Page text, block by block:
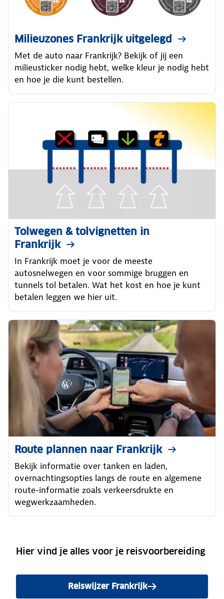
Milieuzones Frankrijk uitgelegd
Met de auto naar Frankrijk? Bekijk of jij een
milieusticker nodig hebt, welke kleur je nodig hebt
en hoe je die kunt bestellen.
Tolwegen & tolvignetten in
Frankrijk
In Frankrijk moet je voor de meeste
autosnelwegen en voor sommige bruggen en
tunnels tol betalen. Wat het kost en hoe je kunt
betalen leggen we hier uit.
Route plannen naar Frankrijk
Bekijk informatie over tanken en laden,
overnachtingsopties langs de route en algemene
route-informatie zoals verkeersdrukte en
wegwerkzaamheden.
Hier vind je alles voor je reisvoorbereiding
Reiswijzer Frankrijk